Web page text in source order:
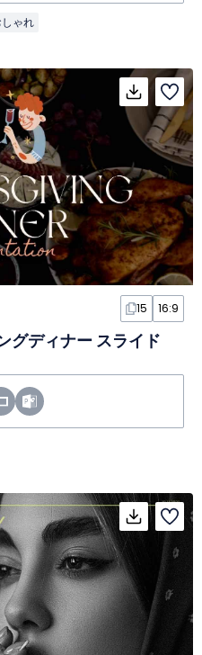
しゃれ
15 16:9
グディナー スライド